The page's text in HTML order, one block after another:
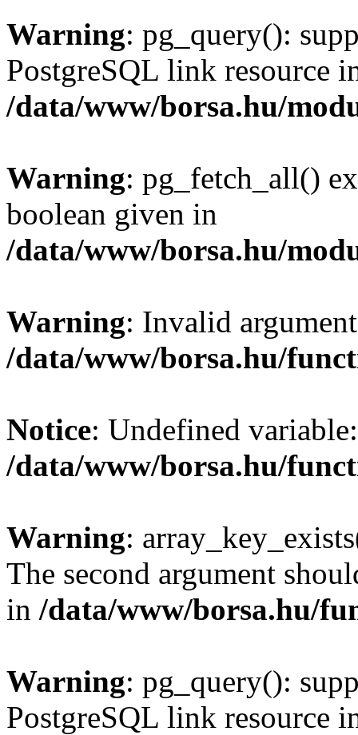
Warning: pg_query():
PostgreSQL link resource
/data/www/borsa.hu/
Warning: pg_fetch_all()
boolean given in
/data/www/borsa.hu/
Warning: Invalid
/data/www/borsa.hu/
Notice: Undefined
/data/www/borsa.hu/
Warning:
The second argument
in /data/www/borsa.hu/
Warning: pg_query():
PostgreSQL link resource